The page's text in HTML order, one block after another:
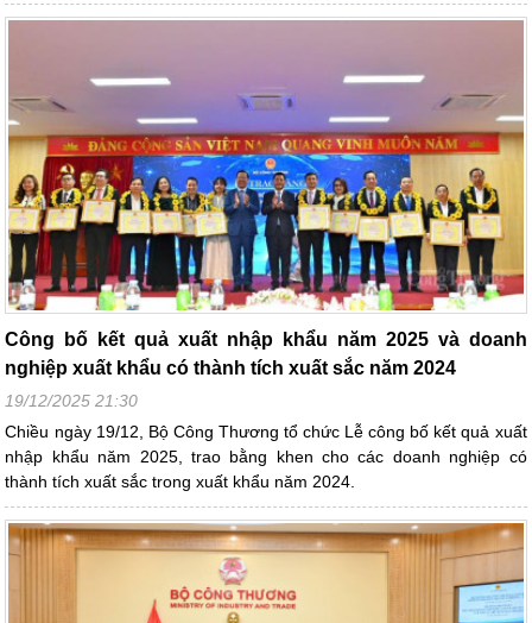
Công bố kết quả xuất nhập khẩu năm 2025 và doanh
nghiệp xuất khẩu có thành tích xuất sắc năm 2024
19/12/2025 21:30
Chiều ngày 19/12, Bộ Công Thương tổ chức Lễ công bố kết quả xuất
nhập khẩu năm 2025, trao bằng khen cho các doanh nghiệp có
thành tích xuất sắc trong xuất khẩu năm 2024.